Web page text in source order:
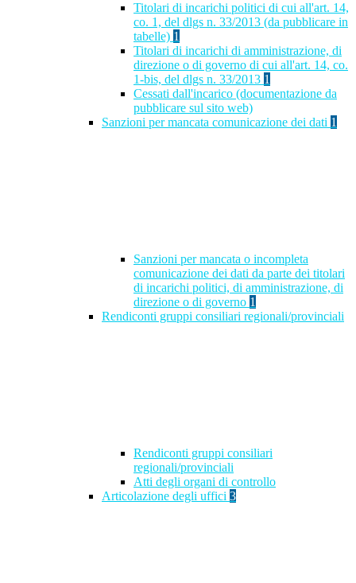
Titolari di incarichi politici di cui all'art. 14,
co. 1, del dlgs n. 33/2013 (da pubblicare in
tabelle) 1
Titolari di incarichi di amministrazione, di
direzione o di governo di cui all'art. 14, co.
1-bis, del dlgs n. 33/2013 1
Cessati dall'incarico (documentazione da
pubblicare sul sito web)
Sanzioni per mancata comunicazione dei dati 1
Sanzioni per mancata o incompleta
comunicazione dei dati da parte dei titolari
di incarichi politici, di amministrazione, di
direzione o di governo 1
Rendiconti gruppi consiliari regionali/provinciali
Rendiconti gruppi consiliari
regionali/provinciali
Atti degli organi di controllo
Articolazione degli uffici 3